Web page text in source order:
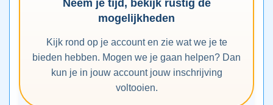
Neem je tijd, bekijk rustig de
mogelijkheden
Kijk rond op je account en zie wat we je te
bieden hebben. Mogen we je gaan helpen? Dan
kun je in jouw account jouw inschrijving
voltooien.